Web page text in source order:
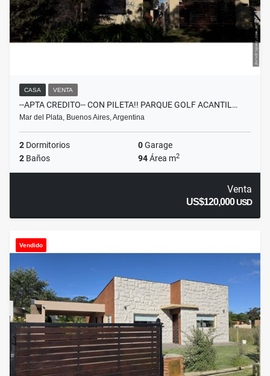
CASA VENTA
--APTA CREDITO-- CON PILETA!! PARQUE GOLF ACANTIL…
Mar del Plata, Buenos Aires, Argentina
2 Dormitorios 0Garage
2 Baños 94Área m2
Venta
US$120,000USD
Vendido